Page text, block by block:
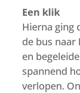
Een klik
Hierna ging
de bus naar
en
spannend
verlopen.